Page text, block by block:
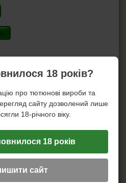
(ХЭДШОП)
ВСЁ ДЛЯ НИХ
18 років?
про тютюнові вироби та
сайту дозволений лише
18-річного віку.
18 років
сайт